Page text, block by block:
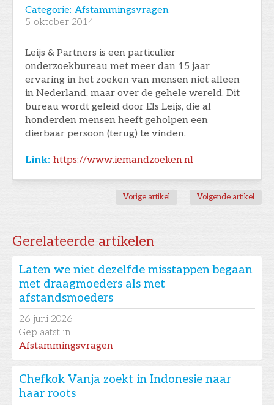
Categorie: Afstammingsvragen
5 oktober 2014
Leijs & Partners is een particulier
onderzoekbureau met meer dan 15 jaar
ervaring in het zoeken van mensen niet alleen
in Nederland, maar over de gehele wereld. Dit
bureau wordt geleid door Els Leijs, die al
honderden mensen heeft geholpen een
dierbaar persoon (terug) te vinden.
Link: https://www.iemandzoeken.nl
Vorige artikel Volgende artikel
Gerelateerde artikelen
Laten we niet dezelfde misstappen begaan
met draagmoeders als met
afstandsmoeders
26 juni 2026
Geplaatst in
Afstammingsvragen
Chefkok Vanja zoekt in Indonesie naar
haar roots